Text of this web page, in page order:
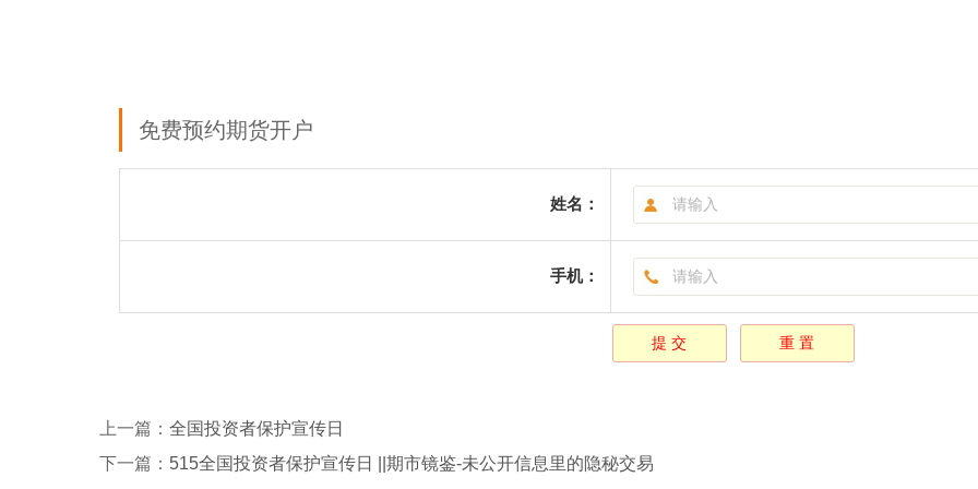
免费预约期货开户
姓名：
手机：
上一篇：全国投资者保护宣传日
下一篇： 515全国投资者保护宣传日 ||期市镜鉴-未公开信息里的隐秘交易